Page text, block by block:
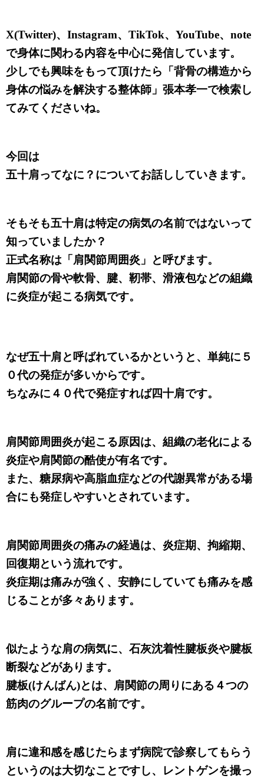
X(Twitter)、Instagram、TikTok、YouTube、note
で身体に関わる内容を中心に発信しています。
少しでも興味をもって頂けたら「背骨の構造から
身体の悩みを解決する整体師」張本孝一で検索し
てみてくださいね。
今回は
五十肩ってなに？についてお話ししていきます。
そもそも五十肩は特定の病気の名前ではないって
知っていましたか？
正式名称は「肩関節周囲炎」と呼びます。
肩関節の骨や軟骨、腱、靭帯、滑液包などの組織
に炎症が起こる病気です。
なぜ五十肩と呼ばれているかというと、単純に５
０代の発症が多いからです。
ちなみに４０代で発症すれば四十肩です。
肩関節周囲炎が起こる原因は、組織の老化による
炎症や肩関節の酷使が有名です。
また、糖尿病や高脂血症などの代謝異常がある場
合にも発症しやすいとされています。
肩関節周囲炎の痛みの経過は、炎症期、拘縮期、
回復期という流れです。
炎症期は痛みが強く、安静にしていても痛みを感
じることが多々あります。
似たような肩の病気に、石灰沈着性腱板炎や腱板
断裂などがあります。
腱板(けんばん)とは、肩関節の周りにある４つの
筋肉のグループの名前です。
肩に違和感を感じたらまず病院で診察してもらう
というのは大切なことですし、レントゲンを撮っ